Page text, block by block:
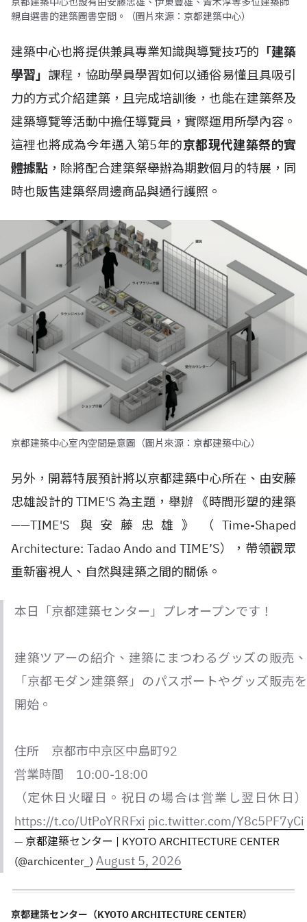
親自選書的建築圖書空間。（圖片來源：京都建築中心）
建築中心也將提供兼具專業知識與導覽技巧的 「建築
學習」 課程，協助學員學習如何以通俗易懂且具吸引
力的方式介紹建築，且完成培訓後，也能在建築祭及
建築導覽等活動中擔任導覽員，實際運用所學內容。
這裡也將成為今年邁入第5年的京都現代建築祭的實
體據點 ，除將配合建築祭舉辦為期數個月的特展，同
時也販售建築祭周邊商品與通行護照。
京都建築中心室內空間是意圖（圖片來源：京都建築中心）
另外，開幕特展預計將以京都建築中心所在、由安藤
忠雄設計的 TIME'S 為主題，舉辦 《時間形塑的建築
——TIME'S 與安藤忠雄》（Time-Shaped
Architecture: Tadao Ando and TIME’S），帶領觀眾
重新審視人、自然與建築之間的關係。
本日「京都建築センター」プレオープンです！
建築ツアーの紹介、建築にまつわるグッズの販売、
「京都モダン建築祭」のパスポートやグッズ販売を
開始。
住所 京都市中京区中島町92
営業時間 10:00-18:00
（定休日火曜日。祝日の場合は営業し翌日休日）
https://t.co/UtPoYRRFxi pic.twitter.com/Y8c5PF7yCi
— 京都建築センター | KYOTO ARCHITECTURE CENTER
(@archicenter_) August 5, 2026
京都建築センター（KYOTO ARCHITECTURE CENTER）